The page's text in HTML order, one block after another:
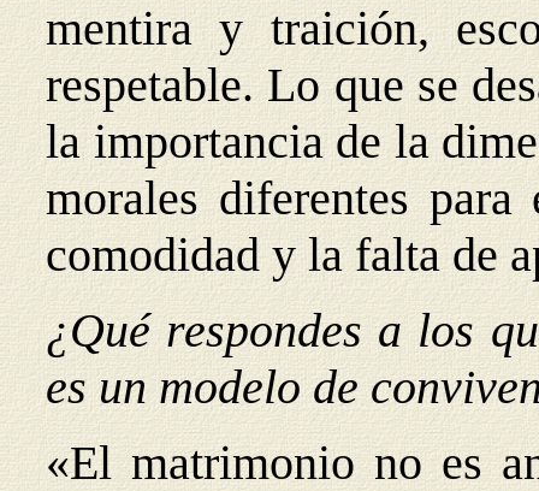
mentira y traición,
respetable. Lo que se
la importancia de la
morales diferentes
comodidad y la falta de
¿Qué respondes a los
es un modelo de
«El matrimonio no es